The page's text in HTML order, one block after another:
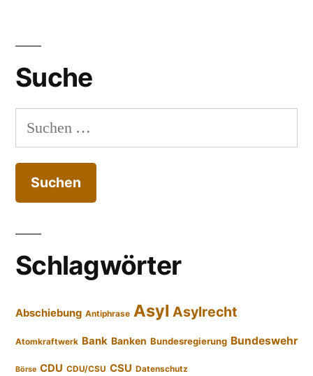
Suche
Suchen
nach:
Schlagwörter
Abschiebung Antiphrase Asyl Asylrecht
Atomkraftwerk Bank Banken Bundesregierung Bundeswehr
Börse CDU CDU/CSU CSU Datenschutz